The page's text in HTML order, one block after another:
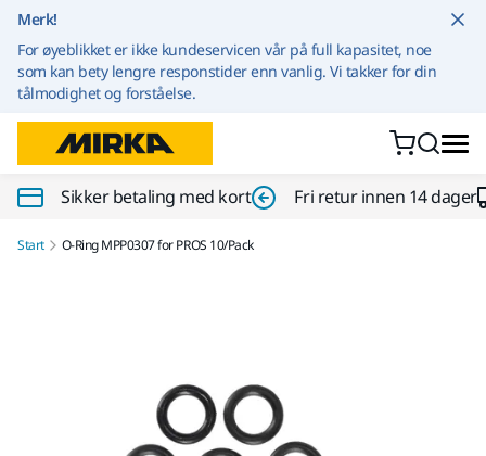
Merk!
For øyeblikket er ikke kundeservicen vår på full kapasitet, noe
som kan bety lengre responstider enn vanlig. Vi takker for din
tålmodighet og forståelse.
Sikker betaling med kort Fri retur innen 14 dager
Start O-Ring MPP0307 for PROS 10/Pack